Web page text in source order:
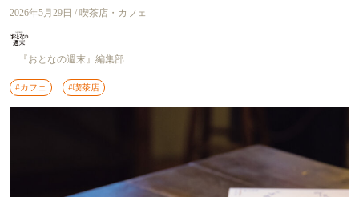
2026年5月29日 / 喫茶店・カフェ
『おとなの週末』編集部
#カフェ #喫茶店